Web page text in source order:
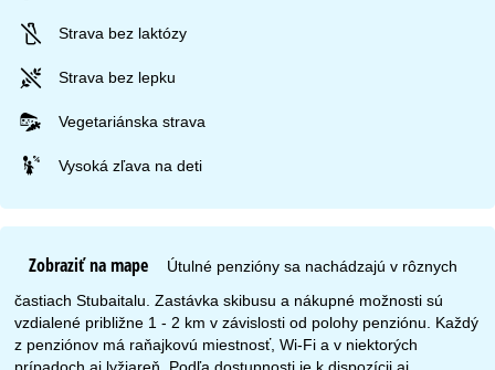
Strava bez laktózy
Strava bez lepku
Vegetariánska strava
Vysoká zľava na deti
Zobraziť na mape
Útulné penzióny sa nachádzajú v rôznych
častiach Stubaitalu. Zastávka skibusu a nákupné možnosti sú
vzdialené približne 1 - 2 km v závislosti od polohy penziónu. Každý
z penziónov má raňajkovú miestnosť, Wi-Fi a v niektorých